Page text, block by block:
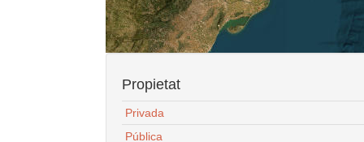
Propietat
Privada
Pública